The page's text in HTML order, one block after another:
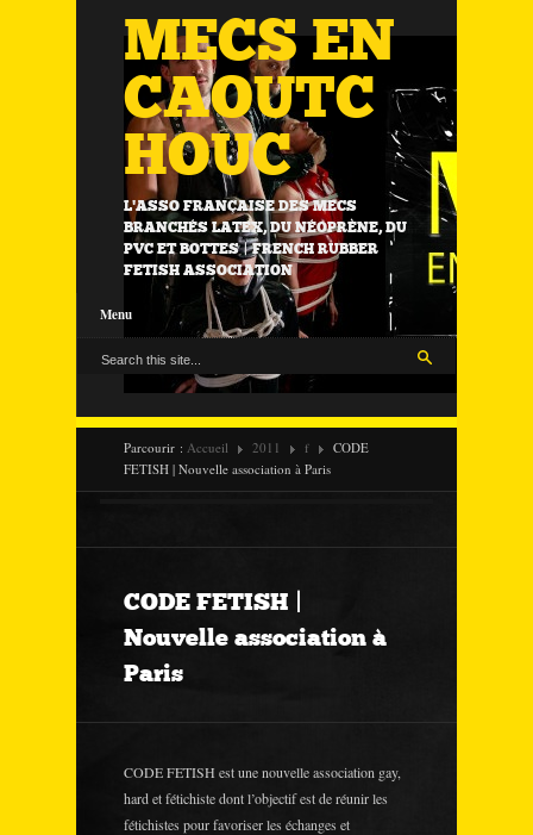
MECS EN
CAOUTC
HOUC
L'ASSO FRANÇAISE DES MECS
BRANCHÉS LATEX, DU NÉOPRÈNE, DU
PVC ET BOTTES | FRENCH RUBBER
FETISH ASSOCIATION
Menu
Parcourir : Accueil 2011 f
CODE
FETISH | Nouvelle association à Paris
CODE FETISH |
Nouvelle association à
Paris
CODE FETISH est une nouvelle association gay,
hard et fétichiste dont l’objectif est de réunir les
fétichistes pour favoriser les échanges et